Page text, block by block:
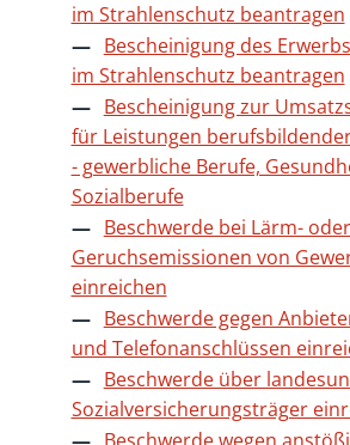
im Strahlenschutz beantragen
Bescheinigung des
im Strahlenschutz beantragen
Bescheinigung zur
für Leistungen
- gewerbliche Berufe,
Sozialberufe
Beschwerde bei Lärm- oder
Geruchsemissionen von
einreichen
Beschwerde gegen
und Telefonanschlüssen
Beschwerde über
Sozialversicherungsträger